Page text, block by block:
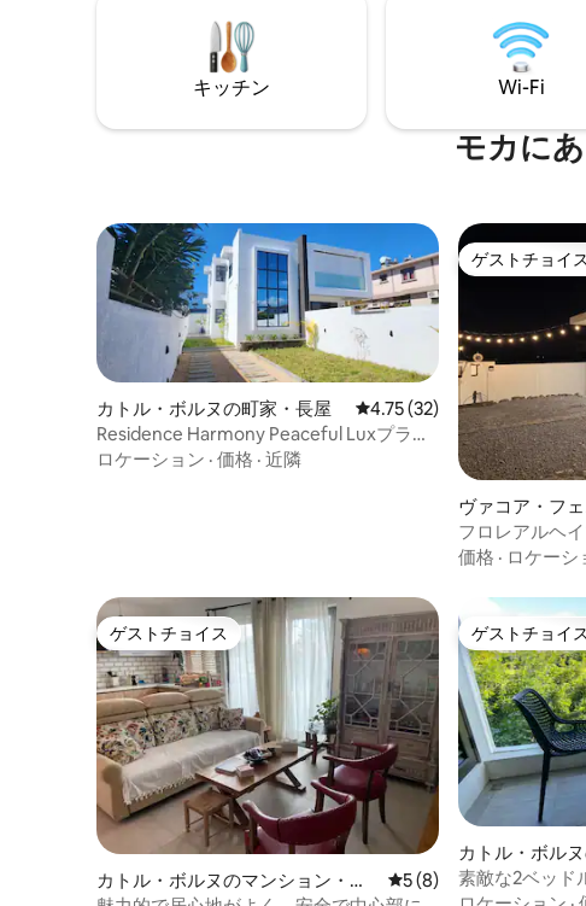
境： • 丘の景
リア • 生活に
み： • Wi-Fi
キッチン Wi-Fi
モカに
カトル・ボルヌの町家・長屋 レビュー32件、5つ星中
4.75 (32)
Residence Harmony Peaceful Luxプライ
ベートファミリーホーム
ロケーション · 価格 · 近隣
ゲストチョイス
ゲストチョイス
ヴァコア・フ
家
フロレアルヘ
価格 · ロケーシ
ゲストチョイス
ゲストチョイス
カトル・ボルヌのマンション・ア
レビュー8件、5つ星中5
5 (8)
ゲストチョイス
ゲストチョイス
カトル・ボル
アム
素敵な2ベッド
しい景色、無